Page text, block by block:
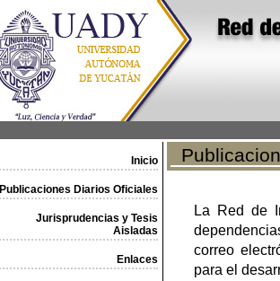
Inicio
Publicaciones Diarios Oficiales
Jurisprudencias y Tesis
Aisladas
Enlaces
La Red de
correo
para el